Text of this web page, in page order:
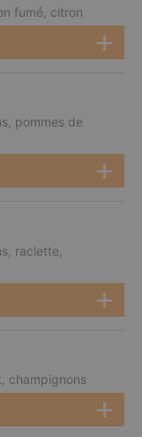
fumé, citron
pommes de
raclette,
champignons